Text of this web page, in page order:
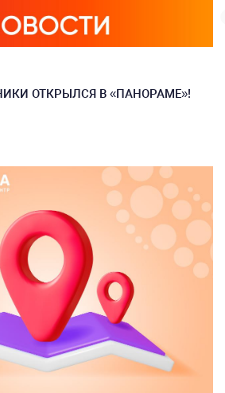
ОТКРЫЛСЯ В «ПАНОРАМЕ»!